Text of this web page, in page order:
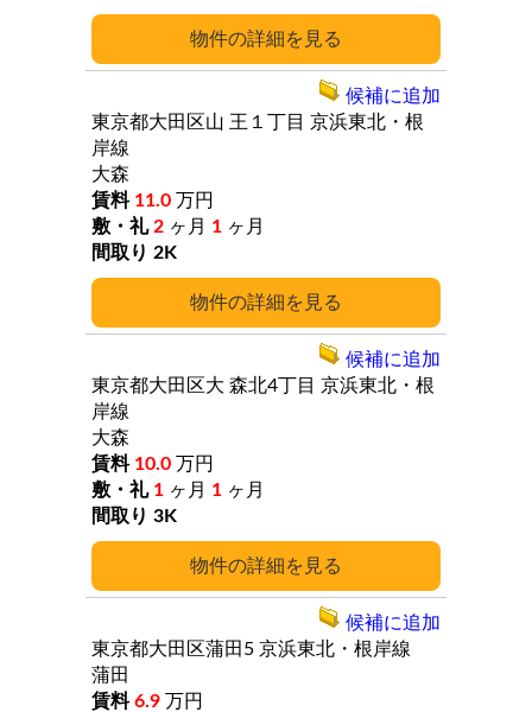
詳細
詳細
東京都大田区山 王１丁目 京浜東北・根
岸線
大森
11.0 万円
2 ヶ月 1 ヶ月
2K
候補に追加
詳細
東京都大田区大 森北4丁目 京浜東北・根
岸線
大森
10.0 万円
1 ヶ月 1 ヶ月
3K
候補に追加
東京都大田区蒲田5 京浜東北・根岸線
蒲田
6.9 万円
候補に追加